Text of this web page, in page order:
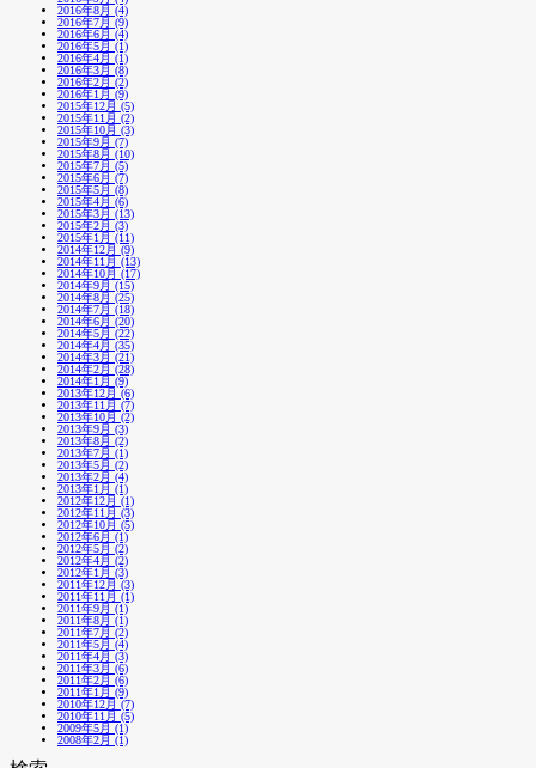
2016年8月 (4)
2016年7月 (9)
2016年6月 (4)
2016年5月 (1)
2016年4月 (1)
2016年3月 (8)
2016年2月 (2)
2016年1月 (9)
2015年12月 (5)
2015年11月 (2)
2015年10月 (3)
2015年9月 (7)
2015年8月 (10)
2015年7月 (5)
2015年6月 (7)
2015年5月 (8)
2015年4月 (6)
2015年3月 (13)
2015年2月 (3)
2015年1月 (11)
2014年12月 (9)
2014年11月 (13)
2014年10月 (17)
2014年9月 (15)
2014年8月 (25)
2014年7月 (18)
2014年6月 (20)
2014年5月 (22)
2014年4月 (35)
2014年3月 (21)
2014年2月 (28)
2014年1月 (9)
2013年12月 (6)
2013年11月 (7)
2013年10月 (2)
2013年9月 (3)
2013年8月 (2)
2013年7月 (1)
2013年5月 (2)
2013年2月 (4)
2013年1月 (1)
2012年12月 (1)
2012年11月 (3)
2012年10月 (5)
2012年6月 (1)
2012年5月 (2)
2012年4月 (2)
2012年1月 (3)
2011年12月 (3)
2011年11月 (1)
2011年9月 (1)
2011年8月 (1)
2011年7月 (2)
2011年5月 (4)
2011年4月 (3)
2011年3月 (6)
2011年2月 (6)
2011年1月 (9)
2010年12月 (7)
2010年11月 (5)
2009年5月 (1)
2008年2月 (1)